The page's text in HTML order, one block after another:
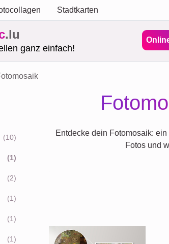
Stadtkarten
.lu
ganz einfach!
(10)
(1)
(2)
(1)
(1)
(1)
Entdecke dein Fotomosaik:
Fotos und